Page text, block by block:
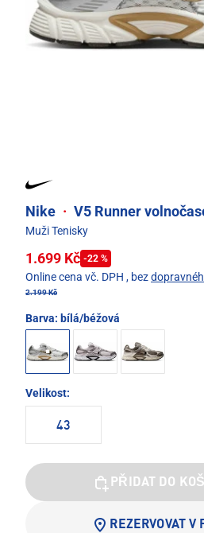
Nike · V5 Runner
Muži Tenisky
1.699 Kč -22 %
Online cena vč. DPH , bez
2.199 Kč
Barva: bílá/béžová
Velikost:
43
PŘIDAT DO
REZERVOVAT V